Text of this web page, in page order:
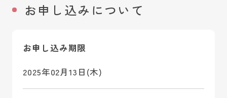
お申し込みについて
お申し込み期限
2025年02月13日(木)